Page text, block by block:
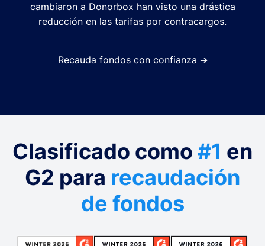
cambiaron a Donorbox han visto una drástica
reducción en las tarifas por contracargos.
Recauda fondos con confianza ➔
Clasificado como #1 en
G2 para recaudación
de fondos